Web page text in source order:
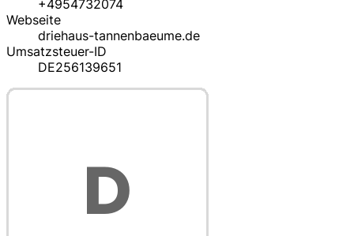
+4954732074
Webseite
driehaus-tannenbaeume.de
Umsatzsteuer-ID
DE256139651